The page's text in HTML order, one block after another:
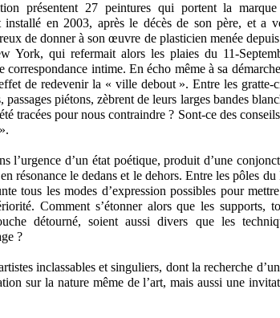
présentent 27 peintures qui portent la
en 2003, après le décès de son père, et a
de donner à son œuvre de plasticien menée
York, qui refermait alors les plaies du 11-
intime. En écho même à sa
de redevenir la « ville debout ». Entre les gratte-
piétons, zèbrent de leurs larges bandes
tracées pour nous contraindre ? Sont-ce des
d’un état poétique, produit d’une
résonance le dedans et le dehors. Entre les pôles du
tous les modes d’expression possibles pour
Comment s’étonner alors que les supports,
détourné, soient aussi divers que les
?
inclassables et singuliers, dont la recherche
sur la nature même de l’art, mais aussi une